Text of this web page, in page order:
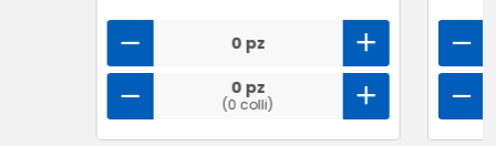
0 pz
0 pz
(0 colli)